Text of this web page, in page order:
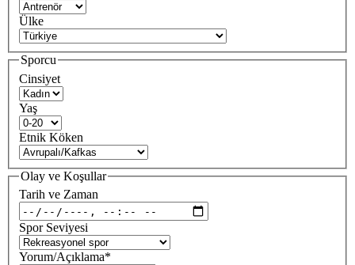
Ülke
Sporcu
Cinsiyet
Yaş
Etnik Köken
Olay ve Koşullar
Tarih ve Zaman
Spor Seviyesi
Yorum/Açıklama*